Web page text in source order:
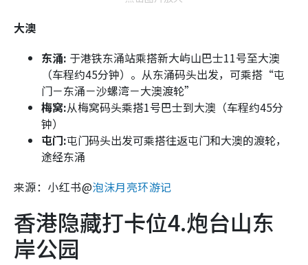
大澳
东涌: 于港铁东涌站乘搭新大屿山巴士11号至大澳
（车程约45分钟）。从东涌码头出发，可乘搭“屯
门－东涌－沙螺湾－大澳渡轮”
梅窝:从梅窝码头乘搭1号巴士到大澳（车程约45分
钟）
屯门:屯门码头出发可乘搭往返屯门和大澳的渡轮，
途经东涌
来源：小红书@泡沫月亮环游记
香港隐藏打卡位4.炮台山东
岸公园